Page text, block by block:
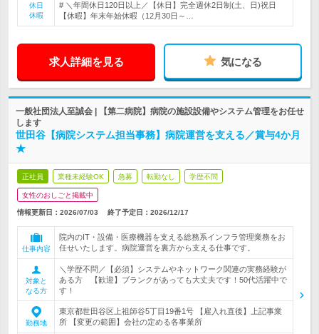
休日
休暇
# ＼年間休日120日以上／【休日】完全週休2日制(土、日)祝日
【休暇】年末年始休暇（12月30日～…
求人詳細を見る 気になる
一般社団法人至誠会 | 【第二病院】病院の施設設備やシステム管理をお任せ
します
世田谷【病院システム担当事務】病院運営を支える／賞与4か月
★
正社員 業種未経験OK 急募 転勤なし 学歴不問
女性のおしごと掲載中
情報更新日：2026/07/03 終了予定日： 2026/12/17
仕事内容
院内のIT・設備・医療機器を支える総務系インフラ管理業務をお
任せいたします。病院運営を裏方から支える仕事です。
対象と
なる方
＼学歴不問／【必須】システムやネットワーク関連の実務経験が
ある方 【歓迎】ブランクがあっても大丈夫です！50代活躍中で
す！
勤務地
東京都世田谷区上祖師谷5丁目19番1号 【雇入れ直後】上記事業
所 【変更の範囲】会社の定める各事業所